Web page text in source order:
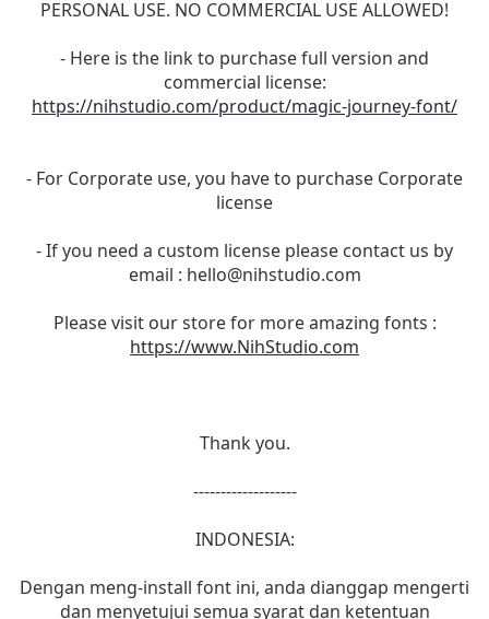
PERSONAL USE. NO COMMERCIAL USE ALLOWED!
- Here is the link to purchase full version and
commercial license:
https://nihstudio.com/product/magic-journey-font/
- For Corporate use, you have to purchase Corporate
license
- If you need a custom license please contact us by
email : hello@nihstudio.com
Please visit our store for more amazing fonts :
https://www.NihStudio.com
Thank you.
-------------------
INDONESIA:
Dengan meng-install font ini, anda dianggap mengerti
dan menyetujui semua syarat dan ketentuan